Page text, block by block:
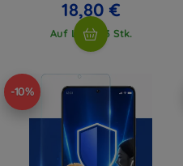
18,80 €
Auf Lager 3 Stk.
-10%